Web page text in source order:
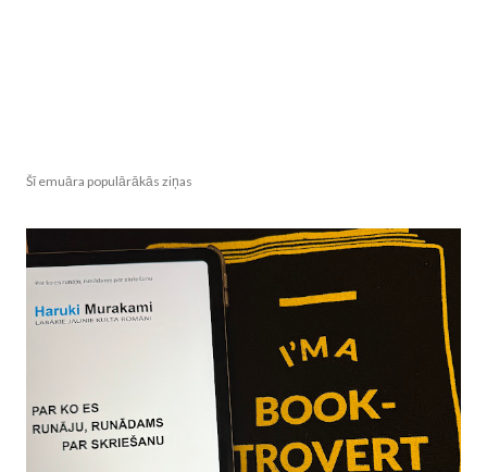
Šī emuāra populārākās ziņas